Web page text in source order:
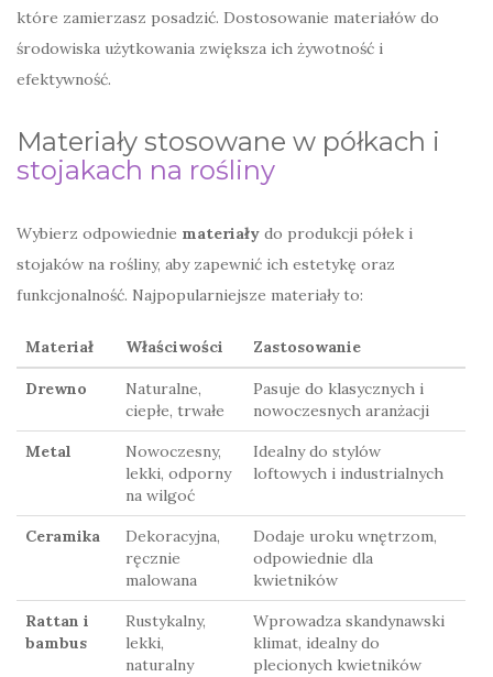
które zamierzasz posadzić. Dostosowanie materiałów do
środowiska użytkowania zwiększa ich żywotność i
efektywność.
Materiały stosowane w półkach i
stojakach na rośliny
Wybierz odpowiednie materiały do produkcji półek i
stojaków na rośliny, aby zapewnić ich estetykę oraz
funkcjonalność. Najpopularniejsze materiały to:
Materiał Właściwości Zastosowanie
Drewno
Naturalne,
ciepłe, trwałe
Pasuje do klasycznych i
nowoczesnych aranżacji
Metal
Nowoczesny,
lekki, odporny
na wilgoć
Idealny do stylów
loftowych i industrialnych
Ceramika
Dekoracyjna,
ręcznie
malowana
Dodaje uroku wnętrzom,
odpowiednie dla
kwietników
Rattan i
bambus
Rustykalny,
lekki,
naturalny
Wprowadza skandynawski
klimat, idealny do
plecionych kwietników